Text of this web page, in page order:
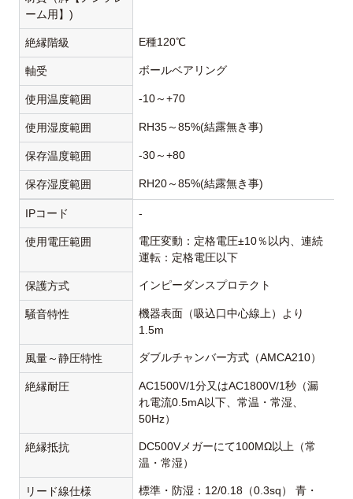
ーム用】)
絶縁階級 E種120℃
軸受 ボールベアリング
使用温度範囲 -10～+70
使用湿度範囲 RH35～85%(結露無き事)
保存温度範囲 -30～+80
保存湿度範囲 RH20～85%(結露無き事)
IPコード -
使用電圧範囲
電圧変動：定格電圧±10％以内、連続
運転：定格電圧以下
保護方式 インピーダンスプロテクト
騒音特性
機器表面（吸込口中心線上）より
1.5m
風量～静圧特性 ダブルチャンバー方式（AMCA210）
絶縁耐圧
AC1500V/1分又はAC1800V/1秒（漏
れ電流0.5mA以下、常温・常湿、
50Hz）
絶縁抵抗
DC500Vメガーにて100MΩ以上（常
温・常湿）
リード線仕様
標準・防湿：12/0.18（0.3sq） 青・